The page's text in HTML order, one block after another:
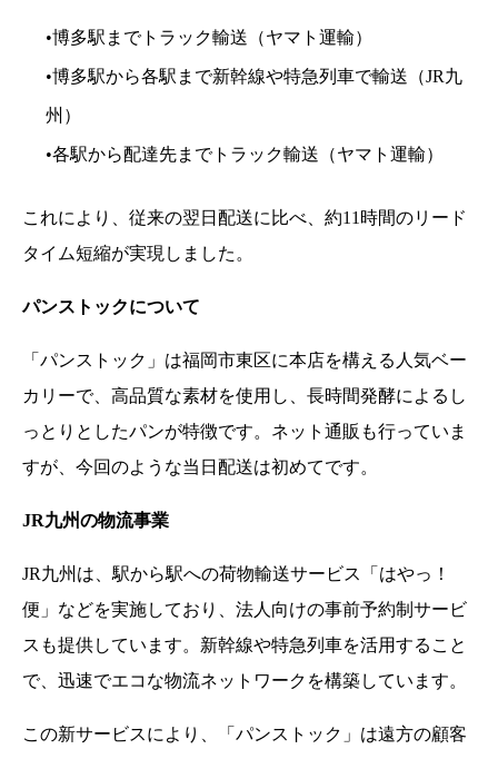
•博多駅までトラック輸送（ヤマト運輸）
•博多駅から各駅まで新幹線や特急列車で輸送（JR九
州）
•各駅から配達先までトラック輸送（ヤマト運輸）
これにより、従来の翌日配送に比べ、約11時間のリード
タイム短縮が実現しました。
パンストックについて
「パンストック」は福岡市東区に本店を構える人気ベー
カリーで、高品質な素材を使用し、長時間発酵によるし
っとりとしたパンが特徴です。ネット通販も行っていま
すが、今回のような当日配送は初めてです。
JR九州の物流事業
JR九州は、駅から駅への荷物輸送サービス「はやっ！
便」などを実施しており、法人向けの事前予約制サービ
スも提供しています。新幹線や特急列車を活用すること
で、迅速でエコな物流ネットワークを構築しています。
この新サービスにより、「パンストック」は遠方の顧客